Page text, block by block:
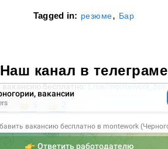
Tagged in: резюме, Бар
Наш канал в телеграме